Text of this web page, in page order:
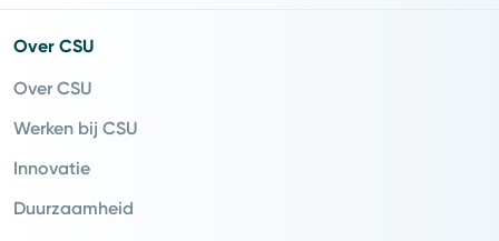
Over CSU
Over CSU
Werken bij CSU
Innovatie
Duurzaamheid